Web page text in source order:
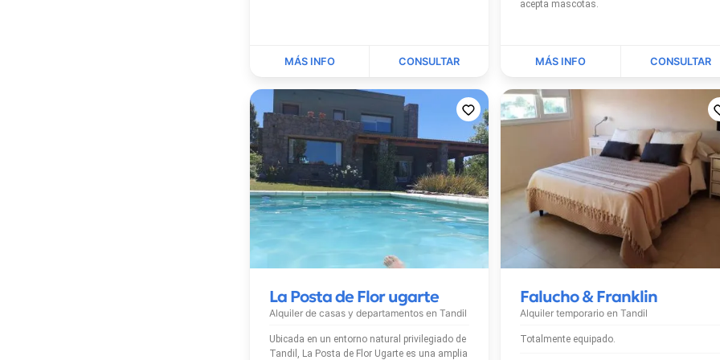
acepta mascotas.
La Posta de Flor ugarte
Alquiler de casas y departamentos en Tandil
Ubicada en un entorno natural privilegiado de
Tandil, La Posta de Flor Ugarte es una amplia
Falucho & Franklin
Alquiler temporario enTandil
Totalmente equipado.